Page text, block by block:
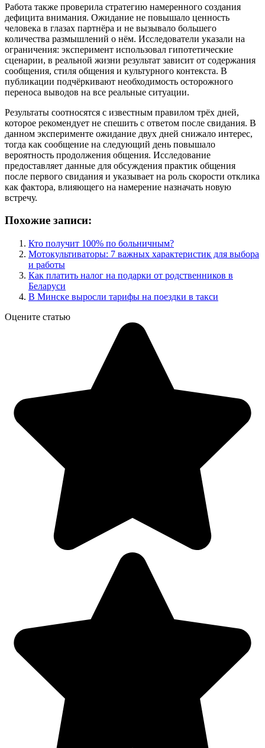
Работа также проверила стратегию намеренного создания
дефицита внимания. Ожидание не повышало ценность
человека в глазах партнёра и не вызывало большего
количества размышлений о нём. Исследователи указали на
ограничения: эксперимент использовал гипотетические
сценарии, в реальной жизни результат зависит от содержания
сообщения, стиля общения и культурного контекста. В
публикации подчёркивают необходимость осторожного
переноса выводов на все реальные ситуации.
Результаты соотносятся с известным правилом трёх дней,
которое рекомендует не спешить с ответом после свидания. В
данном эксперименте ожидание двух дней снижало интерес,
тогда как сообщение на следующий день повышало
вероятность продолжения общения. Исследование
предоставляет данные для обсуждения практик общения
после первого свидания и указывает на роль скорости отклика
как фактора, влияющего на намерение назначать новую
встречу.
Похожие записи:
Кто получит 100% по больничным?
Мотокультиваторы: 7 важных характеристик для выбора
и работы
Как платить налог на подарки от родственников в
Беларуси
В Минске выросли тарифы на поездки в такси
Оцените статью